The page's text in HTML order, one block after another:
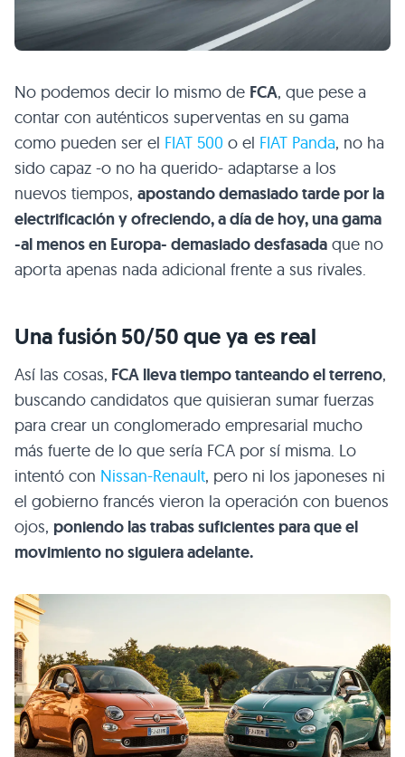
No podemos decir lo mismo de FCA, que pese a
contar con auténticos superventas en su gama
como pueden ser el FIAT 500 o el FIAT Panda, no ha
sido capaz -o no ha querido- adaptarse a los
nuevos tiempos, apostando demasiado tarde por la
electrificación y ofreciendo, a día de hoy, una gama
-al menos en Europa- demasiado desfasada que no
aporta apenas nada adicional frente a sus rivales.
Una fusión 50/50 que ya es real
Así las cosas, FCA lleva tiempo tanteando el terreno,
buscando candidatos que quisieran sumar fuerzas
para crear un conglomerado empresarial mucho
más fuerte de lo que sería FCA por sí misma. Lo
intentó con Nissan-Renault, pero ni los japoneses ni
el gobierno francés vieron la operación con buenos
ojos, poniendo las trabas suficientes para que el
movimiento no siguiera adelante.